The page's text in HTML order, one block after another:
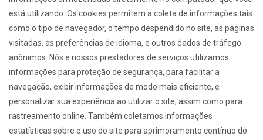
está utilizando. Os cookies permitem a coleta de informações tais
como o tipo de navegador, o tempo despendido no site, as páginas
visitadas, as preferências de idioma, e outros dados de tráfego
anônimos. Nós e nossos prestadores de serviços utilizamos
informações para proteção de segurança, para facilitar a
navegação, exibir informações de modo mais eficiente, e
personalizar sua experiência ao utilizar o site, assim como para
rastreamento online. Também coletamos informações
estatísticas sobre o uso do site para aprimoramento contínuo do